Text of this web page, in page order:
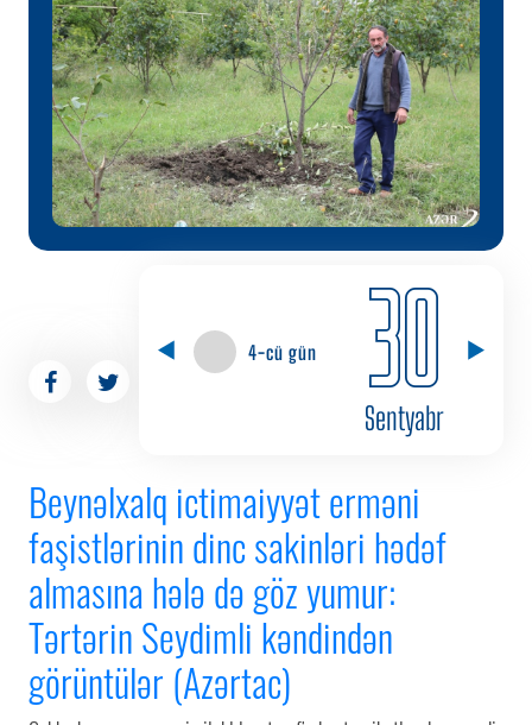
4-cü gün 30
Sentyabr
Beynəlxalq ictimaiyyət erməni
faşistlərinin dinc sakinləri hədəf
almasına hələ də göz yumur:
Tərtərin Seydimli kəndindən
görüntülər (Azərtac)